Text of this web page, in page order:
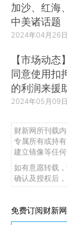
加沙、红海
中美诸话题
2024年04月26日
【市场动
同意使用扣
的利润来援
2024年05月09日
财新网所刊载
专属所有或持
建立镜像等任何
如有意愿转载
确认及授权后，
免费订阅财新